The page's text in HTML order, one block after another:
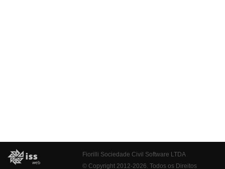
Fiorilli Sociedade Civil Software LTDA
© Copyright 2012-2026. Todos os Direitos